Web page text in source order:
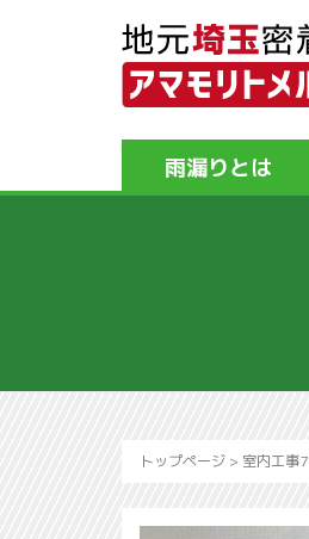
雨漏りとは
トップページ > 室内工事7